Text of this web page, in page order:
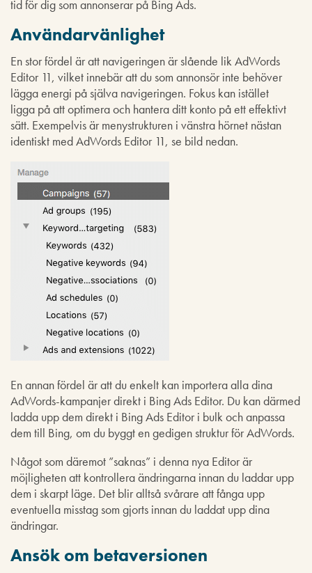
tid för dig som annonserar på Bing Ads.
Användarvänlighet
En stor fördel är att navigeringen är slående lik AdWords
Editor 11, vilket innebär att du som annonsör inte behöver
lägga energi på själva navigeringen. Fokus kan istället
ligga på att optimera och hantera ditt konto på ett effektivt
sätt. Exempelvis är menystrukturen i vänstra hörnet nästan
identiskt med AdWords Editor 11, se bild nedan.
En annan fördel är att du enkelt kan importera alla dina
AdWords-kampanjer direkt i Bing Ads Editor. Du kan därmed
ladda upp dem direkt i Bing Ads Editor i bulk och anpassa
dem till Bing, om du byggt en gedigen struktur för AdWords.
Något som däremot ”saknas” i denna nya Editor är
möjligheten att kontrollera ändringarna innan du laddar upp
dem i skarpt läge. Det blir alltså svårare att fånga upp
eventuella misstag som gjorts innan du laddat upp dina
ändringar.
Ansök om betaversionen